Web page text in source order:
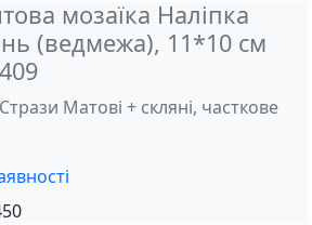
мозаїка Наліпка
(ведмежа), 11*10 см
Матові + скляні, часткове